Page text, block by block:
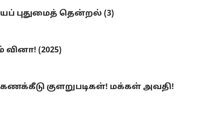
புதுமைத் தென்றல் (3)
வினா! (2025)
கணக்கீடு குளறுபடிகள்! மக்கள் அவதி!